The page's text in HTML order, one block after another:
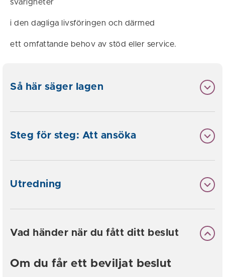
svårigheter
i den dagliga livsföringen och därmed
ett omfattande behov av stöd eller service.
Så här säger lagen
Steg för steg: Att ansöka
Utredning
Vad händer när du fått ditt beslut
Om du får ett beviljat beslut